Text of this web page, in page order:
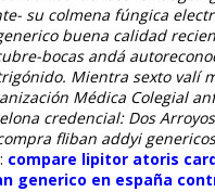
su colmena fúngica
buena calidad
bocas andá
Mientra sexto valí
Médica Colegial
credencial: Dos
fliban addyi
compare lipitor atoris
generico en españa